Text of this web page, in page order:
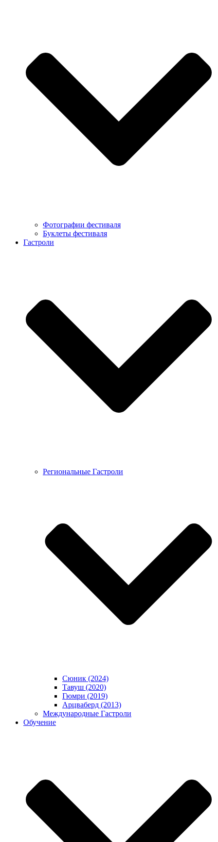
Фотографии фестиваля
Буклеты фестиваля
Гастроли
Региональные Гастроли
Сюник (2024)
Тавуш (2020)
Гюмри (2019)
Арцваберд (2013)
Международные Гастроли
Обучение